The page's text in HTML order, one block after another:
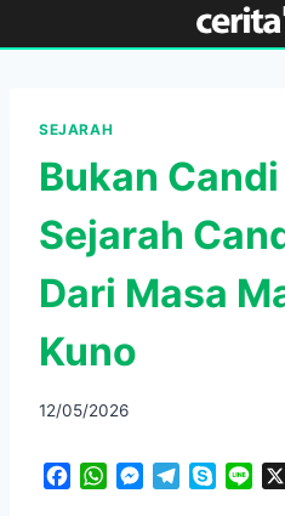
to
SEJARAH
Bukan
Sejarah
Dari Masa
Kuno
12/05/2026
W
M